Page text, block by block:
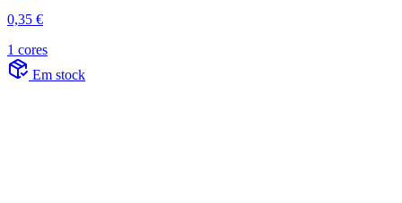
0,35 €
1 cores
Em stock